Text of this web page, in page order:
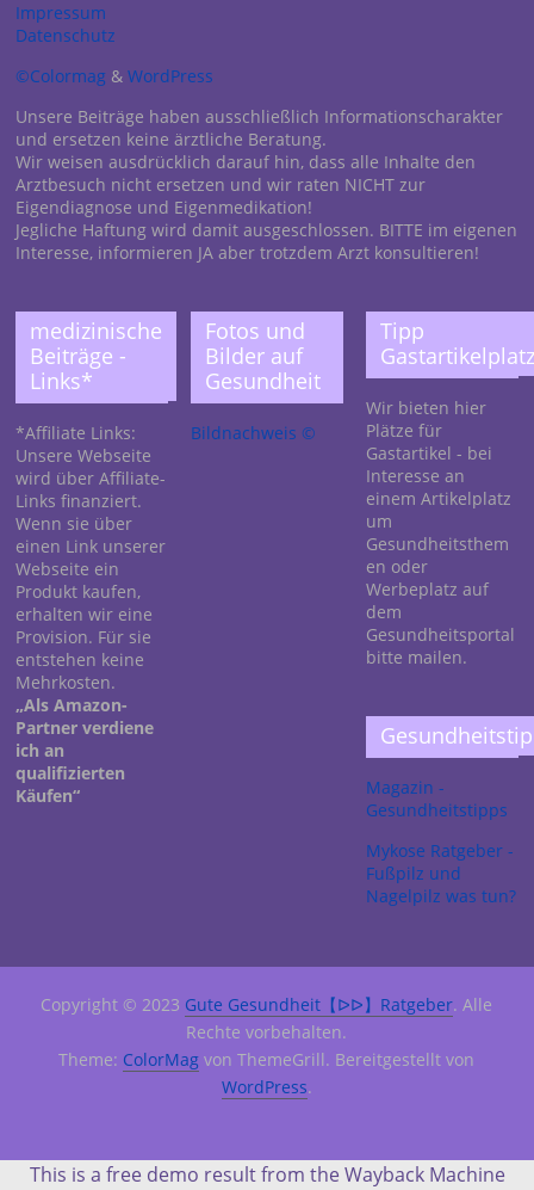
Impressum
Datenschutz
©Colormag &WordPress
Unsere Beiträge haben ausschließlich Informationscharakter
und ersetzen keine ärztliche Beratung.
Wir weisen ausdrücklich darauf hin, dass alle Inhalte den
Arztbesuch nicht ersetzen und wir raten NICHT zur
Eigendiagnose und Eigenmedikation!
Jegliche Haftung wird damit ausgeschlossen. BITTE im eigenen
Interesse, informieren JA aber trotzdem Arzt konsultieren!
medizinische
Beiträge -
Links*
*Affiliate Links:
Unsere Webseite
wird über Affiliate-
Links finanziert.
Wenn sie über
einen Link unserer
Webseite ein
Produkt kaufen,
erhalten wir eine
Provision. Für sie
entstehen keine
Mehrkosten.
„Als Amazon-
Partner verdiene
ich an
qualifizierten
Käufen“
Fotos und
Bilder auf
Gesundheit
Bildnachweis ©
Tipp
Wir bieten hier
Plätze für
Gastartikel - bei
Interesse an
einem Artikelplatz
um
Gesundheitsthem
en oder
Werbeplatz auf
dem
Gesundheitsportal
bitte mailen.
Magazin -
Gesundheitstipps
Mykose Ratgeber -
Fußpilz und
Nagelpilz was tun?
Copyright © 2023 Gute Gesundheit【ᐅᐅ】Ratgeber. Alle
Rechte vorbehalten.
Theme: ColorMag von ThemeGrill. Bereitgestellt von
WordPress.
This is a free demo result from the Wayback Machine